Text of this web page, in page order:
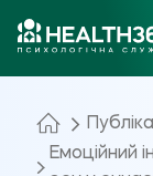
Емоційний